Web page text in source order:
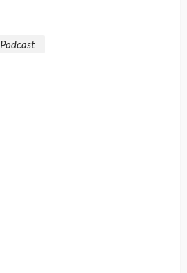
Podcast